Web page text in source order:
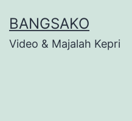
to
content
BANGSAKO
Video & Majalah Kepri